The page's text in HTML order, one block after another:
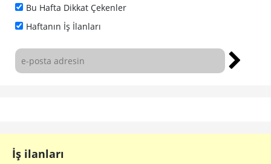
Bu Hafta Dikkat Çekenler
Haftanın İş İlanları
İş ilanları